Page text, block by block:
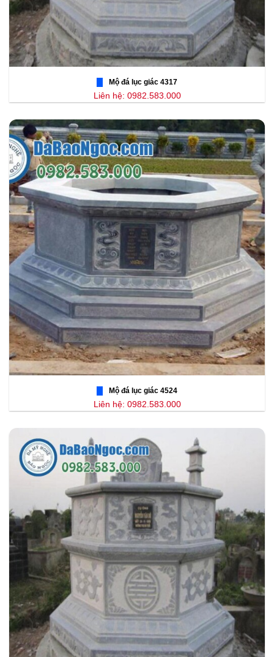
Mộ đá lục giác 4317
Liên hệ: 0982.583.000
Mộ đá lục giác 4524
Liên hệ: 0982.583.000